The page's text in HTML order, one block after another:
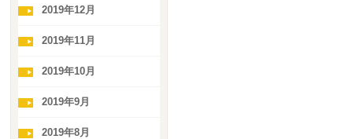
2019年12月
2019年11月
2019年10月
2019年9月
2019年8月